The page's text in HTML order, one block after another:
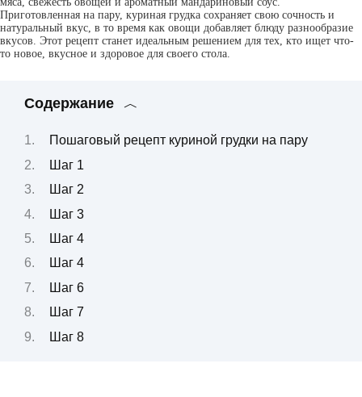
Приготовленная на пару, куриная грудка сохраняет свою сочность и
натуральный вкус, в то время как овощи добавляет блюду разнообразие
вкусов. Этот рецепт станет идеальным решением для тех, кто ищет что-
то новое, вкусное и здоровое для своего стола.
Содержание
Пошаговый рецепт куриной грудки на пару
Шаг 1
Шаг 2
Шаг 3
Шаг 4
Шаг 4
Шаг 6
Шаг 7
Шаг 8